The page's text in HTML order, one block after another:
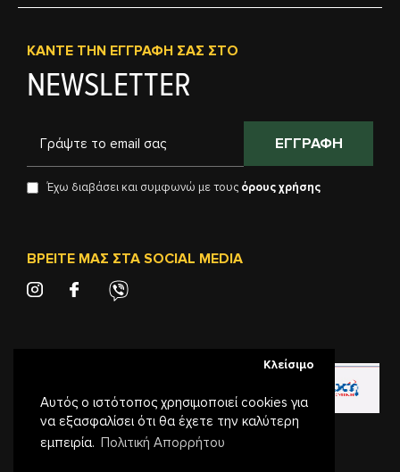
Αυτός ο ιστότοπος χρησιμοποιεί cookies για
να εξασφαλίσει ότι θα έχετε την καλύτερη
εμπειρία. Πολιτική Απορρήτου
Κλείσιμο
ΚΆΝΤΕ ΤΗΝ ΕΓΓΡΑΦΉ ΣΑΣ ΣΤΟ
NEWSLETTER
ΕΓΓΡΑΦΉ
Έχω διαβάσει και συμφωνώ με τους όρους χρήσης
ΒΡΕΊΤΕ ΜΑΣ ΣΤΑ SOCIAL MEDIA
© 2022 SURVIVAL. ALL RIGHTS RESERVED.